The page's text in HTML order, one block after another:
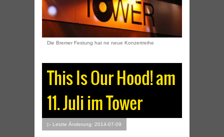
Die Bremer Festung hat ne neue Konzertreihe
This Is Our Hood! am
11. Juli im Tower
▷ Letzte Änderung: 2014-07-09